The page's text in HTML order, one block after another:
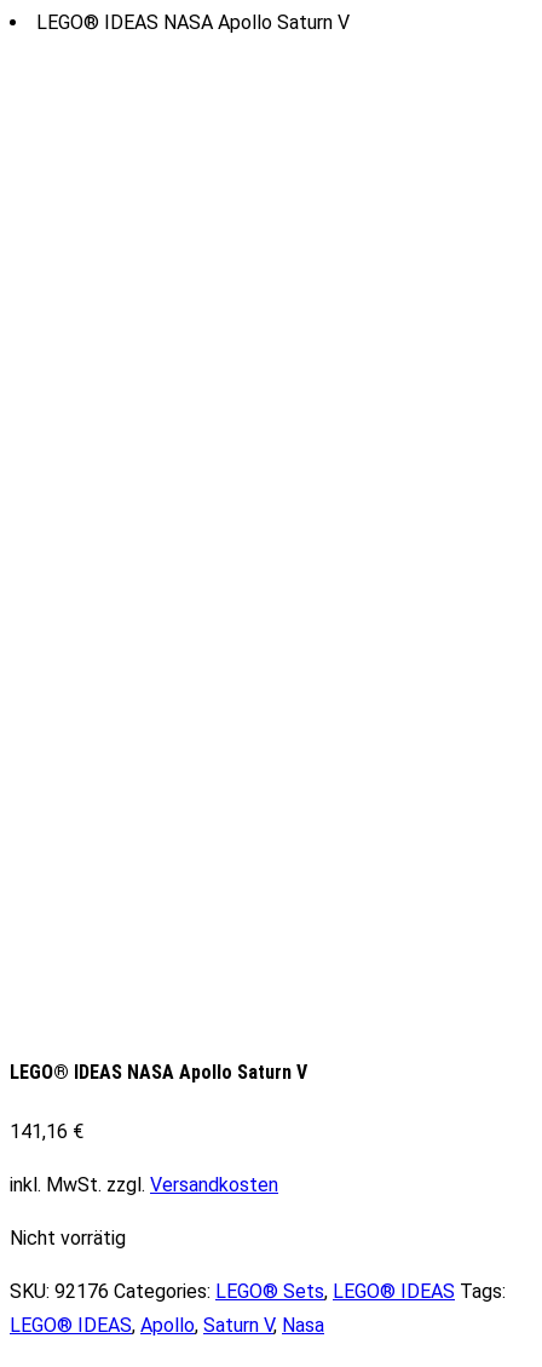
LEGO® IDEAS NASA Apollo Saturn V
LEGO® IDEAS NASA Apollo Saturn V
141,16 €
inkl. MwSt. zzgl. Versandkosten
Nicht vorrätig
SKU: 92176 Categories: LEGO® Sets, LEGO® IDEAS Tags:
LEGO® IDEAS, Apollo, Saturn V, Nasa